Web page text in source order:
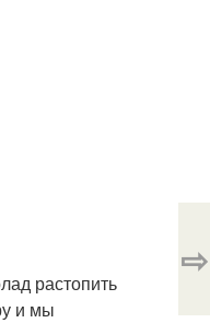
растопить
и мы
⇨